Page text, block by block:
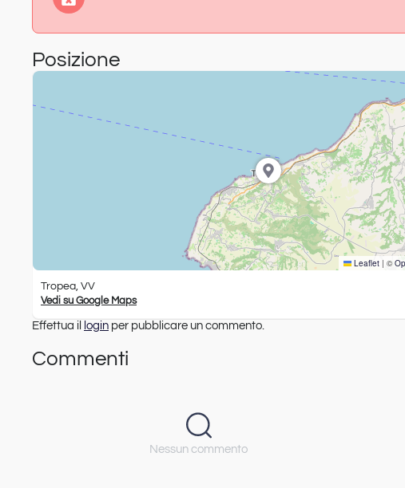
Posizione
Leaflet | ©
Tropea, VV
Vedi su Google Maps
Effettua il login per pubblicare un commento.
Commenti
Nessun commento